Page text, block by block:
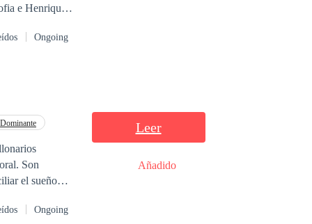
Ongoing
Dominante
el sueño
Ongoing
Leer
Añadido